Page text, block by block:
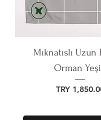
Mıknatıslı Uzun
Orman
Price
TRY